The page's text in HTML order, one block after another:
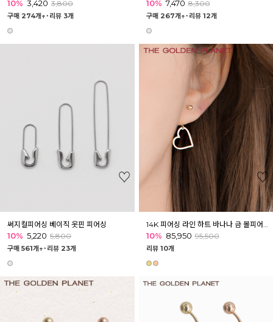
10% 3,420 3,800
구매 274개↑˙ 리뷰 3개
10% 7,470 8,300
구매 267개↑˙ 리뷰 12개
써지컬피어싱 베이직 옷핀 피어싱
10% 5,220 5,800
구매 561개↑˙ 리뷰 23개
10% 85,950 95,500
리뷰 10개